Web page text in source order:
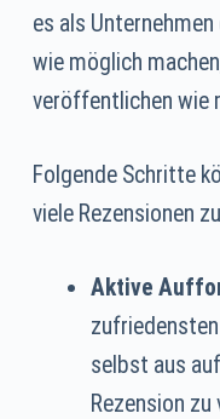
es als
wie möglich
veröffentlichen wie
Folgende Schritte
viele Rezensionen
Aktive
selbst aus
Rezension